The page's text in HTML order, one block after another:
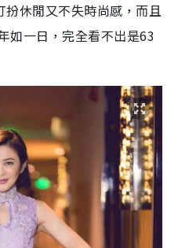
休閒又不失時尚感，而且
如一日，完全看不出是63